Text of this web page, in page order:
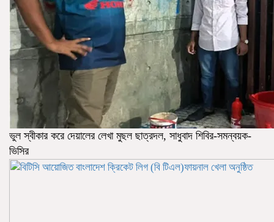
ভুল স্বীকার করে দেয়ালের লেখা মুছল ছাত্রদল, সাধুবাদ শিবির-সমন্বয়ক-
ভিসির